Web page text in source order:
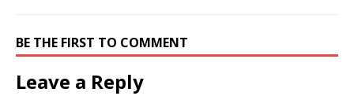
BE THE FIRST TO COMMENT
Leave a Reply